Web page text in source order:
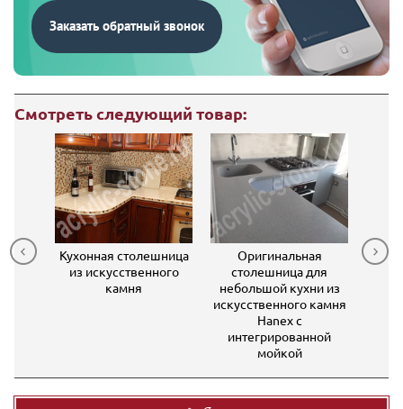
Заказать обратный звонок
Смотреть следующий товар:
Кухонная столешница
из искусственного
камня
Оригинальная
столешница для
небольшой кухни из
искусственного камня
Hanex с
интегрированной
мойкой